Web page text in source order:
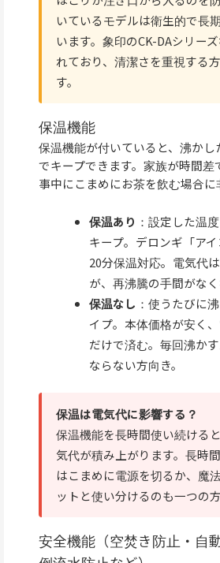
いているモデルは衛生的で長
います。象印のCK-DAシリー
れており、清潔さを重視する
す。
保温機能
保温機能が付いていると、沸か
でキープできます。家族が時間差
事中にこまめにお茶を飲む場合に
保温あり ：設定した温
キープ。デロンギ「ア
20分保温対応。電気代
が、再沸騰の手間がなく
保温なし ：使うたびに
イプ。本体価格が安く
だけで済む。毎回沸か
ならない方向き。
保温は電気代に影響する？
保温機能を長時間使い続ける
気代が積み上がります。長時
はこまめに電源を切るか、魔
ットと使い分けるのも一つの方
安全機能（空焚き防止・自